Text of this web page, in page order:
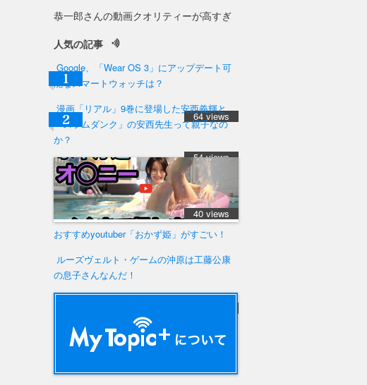
恭一郎さんの動画クオリティーが高すぎ
人気の記事
Google、「Wear OS 3」にアップデート可
能なスマートウォッチは？
64 views
漫画「リアル」9巻に登場した安西義輝と
「スラムダンク」の安西先生って親子なの
か？
54 views
おすすめyoutuber「おかず姫」がすごい！
40 views
ルーズヴェルト・ゲームの沖原は工藤公康
の息子さんなんだ！